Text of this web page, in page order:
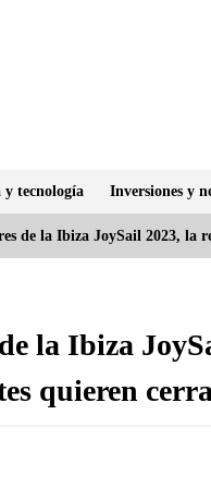
y tecnología Inversiones y
de la Ibiza JoySail 2023, la
la Ibiza
quieren